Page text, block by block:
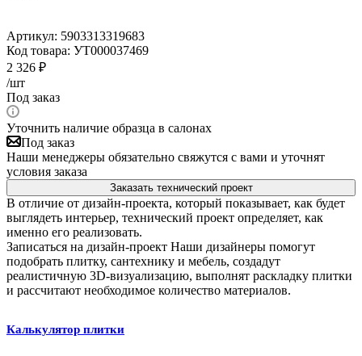
Артикул: 5903313319683
Код товара: УТ000037469
2 326 ₽
/шт
Под заказ
Уточнить наличие образца в салонах
Под заказ
Наши менеджеры обязательно свяжутся с вами и уточнят
условия заказа
Заказать технический проект
В отличие от дизайн-проекта, который показывает, как будет
выглядеть интерьер, технический проект определяет, как
именно его реализовать.
Записаться на дизайн-проект Наши дизайнеры помогут
подобрать плитку, сантехнику и мебель, создадут
реалистичную 3D-визуализацию, выполнят раскладку плитки
и рассчитают необходимое количество материалов.
Калькулятор плитки